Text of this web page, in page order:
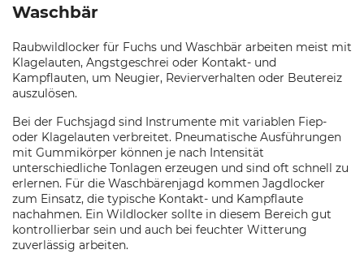
Waschbär
Raubwildlocker für Fuchs und Waschbär arbeiten meist mit
Klagelauten, Angstgeschrei oder Kontakt- und
Kampflauten, um Neugier, Revierverhalten oder Beutereiz
auszulösen.
Bei der Fuchsjagd sind Instrumente mit variablen Fiep-
oder Klagelauten verbreitet. Pneumatische Ausführungen
mit Gummikörper können je nach Intensität
unterschiedliche Tonlagen erzeugen und sind oft schnell zu
erlernen. Für die Waschbärenjagd kommen Jagdlocker
zum Einsatz, die typische Kontakt- und Kampflaute
nachahmen. Ein Wildlocker sollte in diesem Bereich gut
kontrollierbar sein und auch bei feuchter Witterung
zuverlässig arbeiten.